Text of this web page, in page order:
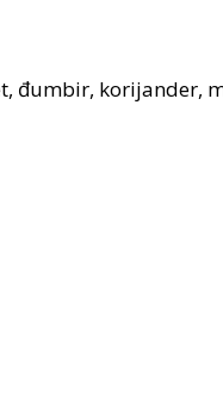
đumbir, korijander,